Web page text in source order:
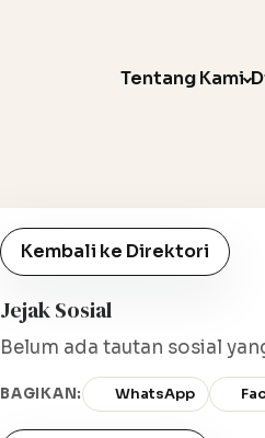
Tentang Kami
Kembali ke Direktori
Jejak Sosial
Belum ada tautan sosial
BAGIKAN: WhatsApp